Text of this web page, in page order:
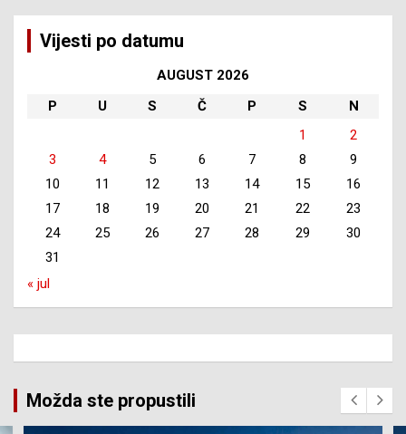
Vijesti po datumu
AUGUST 2026
P
U S Č P S
N
1
2
3
4 5 6 7 8
9
10
11 12 13 14 15
16
17
18 19 20 21 22
23
24
25 26 27 28 29
30
31
« jul
Možda ste propustili